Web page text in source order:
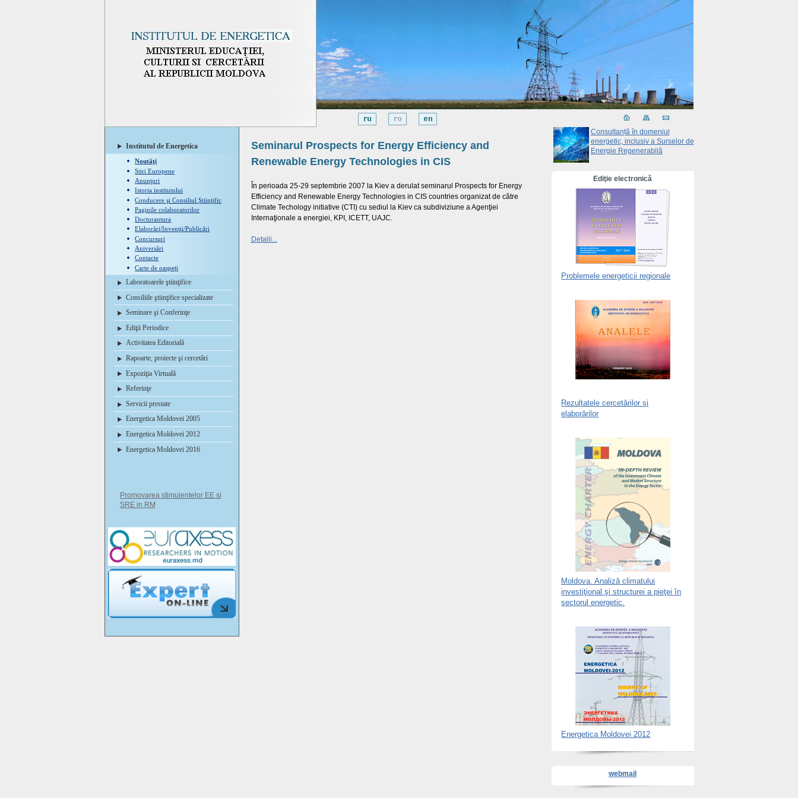
Institutul de Energetica
Noutăţi
Stiri Europene
Anunţuri
Istoria institutului
Conducere şi Consiliul Ştiinţific
Paginile colaboratorilor
Doctorantura
Elaborări/Invenţii/Publicări
Concursuri
Aniversări
Contacte
Carte de oaspeţi
Laboratoarele ştiinţifice
Consiliile ştiinţifice specializate
Seminare şi Conferinţe
Ediţii Periodice
Activitatea Editorială
Rapoarte, proiecte şi cercetări
Expoziţia Virtuală
Referinţe
Servicii prestate
Energetica Moldovei 2005
Energetica Moldovei 2012
Energetica Moldovei 2016
Promovarea stimulentelor EE si
SRE in RM
Seminarul Prospects for Energy Efficiency and
Renewable Energy Technologies in CIS
În perioada 25-29 septembrie 2007 la Kiev a derulat seminarul Prospects for Energy
Efficiency and Renewable Energy Technologies in CIS countries organizat de către
Climate Techology initiative (CTI) cu sediul la Kiev ca subdiviziune a Agenţiei
Internaţionale a energiei, KPI, ICETT, UAJC.
Detalii...
Consultanță în domeniul
energetic, inclusiv a Surselor de
Energie Regenerabilă
Ediţie electronică
Problemele energeticii regionale
Rezultatele cercetărilor și
elaborărilor
Moldova. Analiză climatului
investiţional şi structurei a pieţei în
sectorul energetic.
Energetica Moldovei 2012
webmail